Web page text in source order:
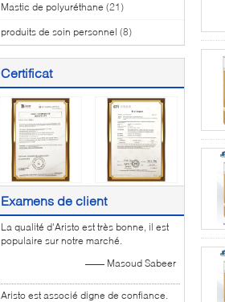
Mastic de polyuréthane (21)
produits de soin personnel (8)
Certificat
Examens de client
La qualité d'Aristo est très bonne, il est
populaire sur notre marché.
—— Masoud Sabeer
Aristo est associé digne de confiance.